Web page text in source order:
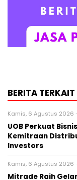
BERITA TERKAIT
Kamis, 6 Agustus 2026
UOB Perkuat
Kemitraan
Investors
Kamis, 6 Agustus 2026
Mitrade Raih